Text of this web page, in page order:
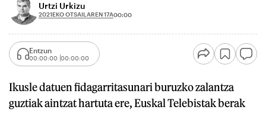
Urtzi Urkizu
2021EKO OTSAILAREN 17A00:00
Entzun
00:00:00 00:00:00
Ikusle datuen fidagarritasunari buruzko zalantza
guztiak aintzat hartuta ere, Euskal Telebistak berak